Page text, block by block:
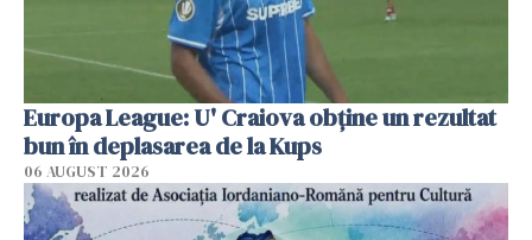
Europa League: U' Craiova obține un rezultat
bun în deplasarea de la Kups
06 AUGUST 2026